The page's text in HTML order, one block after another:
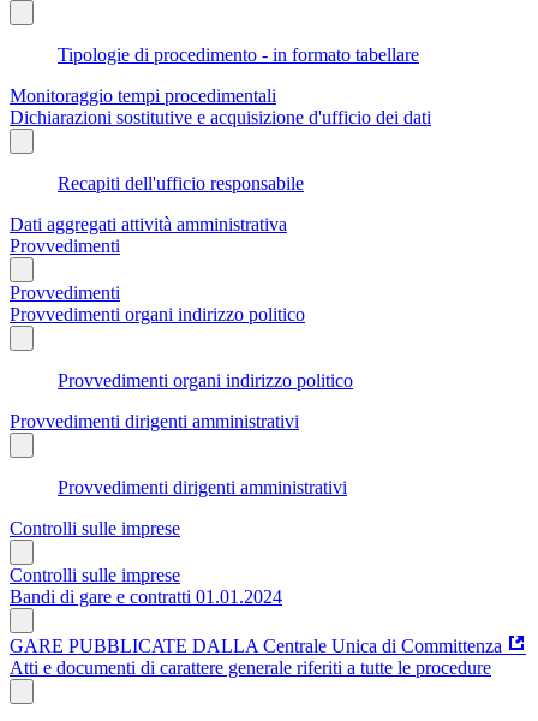
Tipologie di procedimento - in formato tabellare
Monitoraggio tempi procedimentali
Dichiarazioni sostitutive e acquisizione d'ufficio dei dati
Recapiti dell'ufficio responsabile
Dati aggregati attività amministrativa
Provvedimenti
Provvedimenti
Provvedimenti organi indirizzo politico
Provvedimenti organi indirizzo politico
Provvedimenti dirigenti amministrativi
Provvedimenti dirigenti amministrativi
Controlli sulle imprese
Controlli sulle imprese
Bandi di gare e contratti 01.01.2024
GARE PUBBLICATE DALLA Centrale Unica di Committenza
Atti e documenti di carattere generale riferiti a tutte le procedure